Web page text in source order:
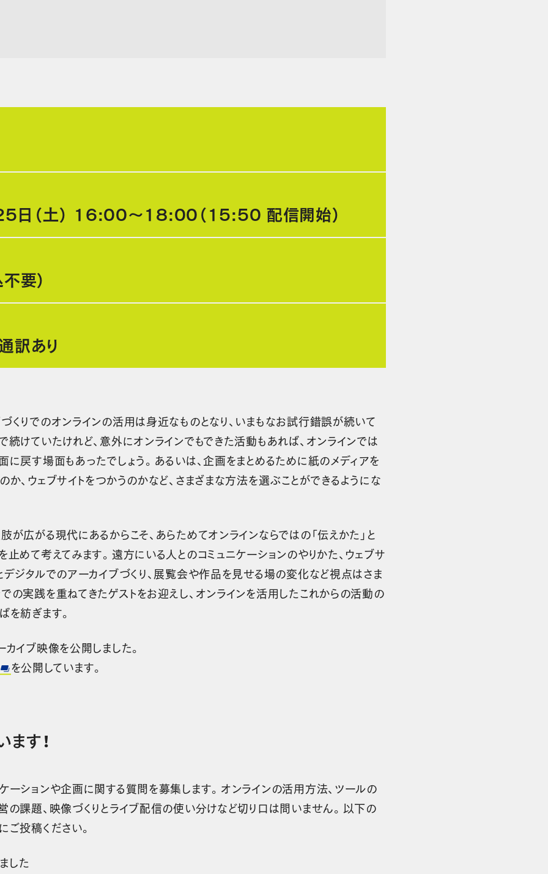
（土） 16:00～18:00（15:50 配信開始）
要）
あり
くりでのオンラインの活用は身近なものとなり、いまもなお試行錯誤が続いて
続けていたけれど、意外にオンラインでもできた活動もあれば、オンラインでは
に戻す場面もあったでしょう。あるいは、企画をまとめるために紙のメディアを
か、ウェブサイトをつかうのかなど、さまざまな方法を選ぶことができるようにな
が広がる現代にあるからこそ、あらためてオンラインならではの「伝えかた」と
止めて考えてみます。遠方にいる人とのコミュニケーションのやりかた、ウェブサ
デジタルでのアーカイブづくり、展覧会や作品を見せる場の変化など視点はさま
の実践を重ねてきたゲストをお迎えし、オンラインを活用したこれからの活動の
を紡ぎます。
ブ映像を公開しました。
を公開しています。
す！
ーションや企画に関する質問を募集します。オンラインの活用方法、ツールの
の課題、映像づくりとライブ配信の使い分けなど切り口は問いません。以下の
ご投稿ください。
した